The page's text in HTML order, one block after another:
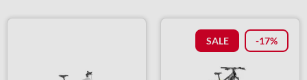
SALE -17%